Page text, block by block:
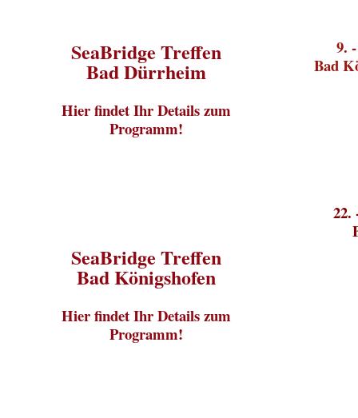
SeaBridge Treffen
Bad Dürrheim
Hier findet Ihr Details zum
Programm!
SeaBridge Treffen
Bad Königshofen
Hier findet Ihr Details zum
Programm!
9.
Bad
22.